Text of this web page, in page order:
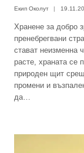
Екип Околут
Хранене за добро
пренебрегвани
стават неизменна
расте, храната се
природен щит
промени и
да…